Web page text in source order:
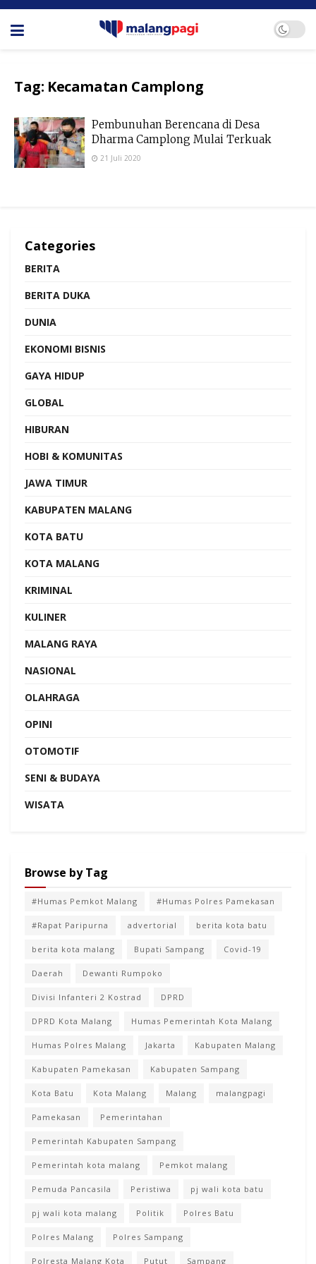
Tag: Kecamatan Camplong
Pembunuhan Berencana di Desa
Dharma Camplong Mulai Terkuak
21 Juli 2020
Categories
BERITA
BERITA DUKA
DUNIA
EKONOMI BISNIS
GAYA HIDUP
GLOBAL
HIBURAN
HOBI & KOMUNITAS
JAWA TIMUR
KABUPATEN MALANG
KOTA BATU
KOTA MALANG
KRIMINAL
KULINER
MALANG RAYA
NASIONAL
OLAHRAGA
OPINI
OTOMOTIF
SENI & BUDAYA
WISATA
Browse by Tag
#Humas Pemkot Malang #Humas Polres Pamekasan
#Rapat Paripurna advertorial berita kota batu
berita kota malang Bupati Sampang Covid-19
Daerah Dewanti Rumpoko
Divisi Infanteri 2 Kostrad DPRD
DPRD Kota Malang Humas Pemerintah Kota Malang
Humas Polres Malang Jakarta Kabupaten Malang
Kabupaten Pamekasan Kabupaten Sampang
Kota Batu Kota Malang Malang malangpagi
Pamekasan Pemerintahan
Pemerintah Kabupaten Sampang
Pemerintah kota malang Pemkot malang
Pemuda Pancasila Peristiwa pj wali kota batu
pj wali kota malang Politik Polres Batu
Polres Malang Polres Sampang
Polresta Malang Kota Putut Sampang